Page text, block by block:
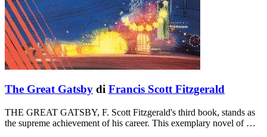
The Great Gatsby di Francis Scott Fitzgerald
THE GREAT GATSBY, F. Scott Fitzgerald's third book, stands as
the supreme achievement of his career. This exemplary novel of …